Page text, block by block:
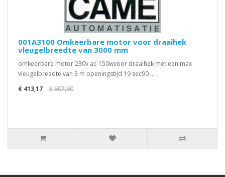
001A3100 Omkeerbare motor voor draaihek
vleugelbreedte van 3000 mm
omkeerbare motor 230v ac-150wvoor draaihek met een max
vleugelbreedte van 3 m openingstijd 19 sec90 ..
€ 413,17
€ 607,60